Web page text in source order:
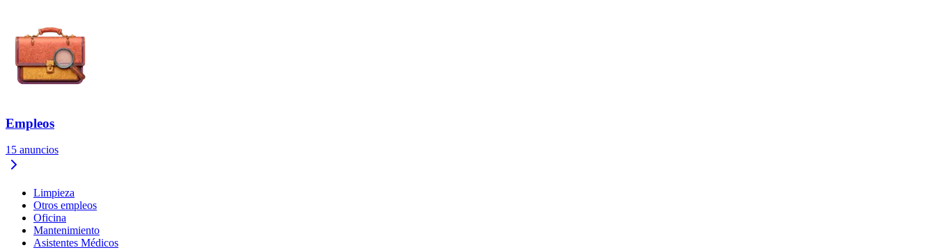
Empleos
15 anuncios
Limpieza
Otros empleos
Oficina
Mantenimiento
Asistentes Médicos